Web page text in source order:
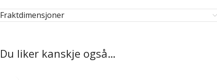
Fraktdimensjoner
Du liker kanskje også…